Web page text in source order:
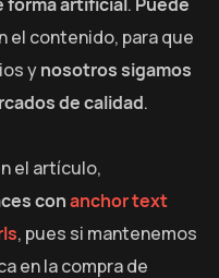
el contenido, para que
ynosotros sigamos
de calidad.
el artículo,
conanchor text
, pues si mantenemos
en la compra de